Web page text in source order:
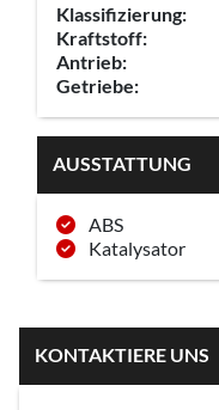
Klassifizierung:
Kraftstoff:
Antrieb:
Getriebe:
AUSSTATTUNG
ABS
Katalysator
KONTAKTIERE UNS